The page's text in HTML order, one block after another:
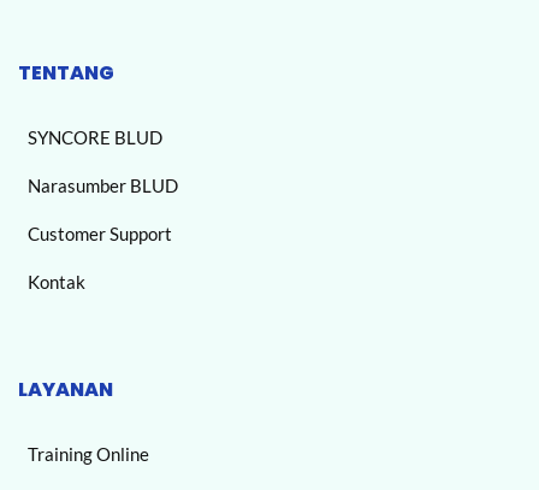
TENTANG
SYNCORE BLUD
Narasumber BLUD
Customer Support
Kontak
LAYANAN
Training Online